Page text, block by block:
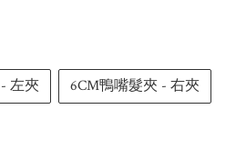
左夾
6CM鴨嘴髮夾 - 右夾